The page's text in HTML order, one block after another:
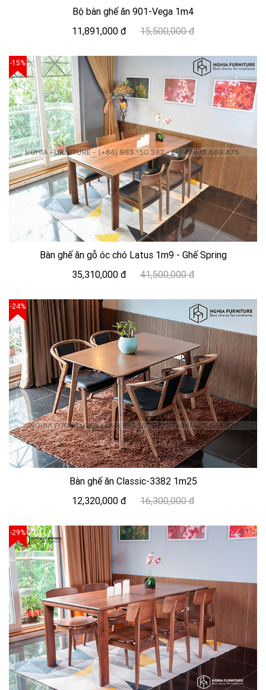
Bộ bàn ghế ăn 901-Vega 1m4
11,891,000 đ
15,500,000 đ
-15%
Bàn ghế ăn gỗ óc chó Latus 1m9 - Ghế Spring
35,310,000 đ
41,500,000 đ
-24%
Bàn ghế ăn Classic-3382 1m25
12,320,000 đ
16,300,000 đ
-29%